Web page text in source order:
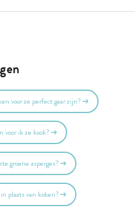
voor ze perfect gaar zijn?
voor ik ze kook?
groene asperges?
plaats van koken?